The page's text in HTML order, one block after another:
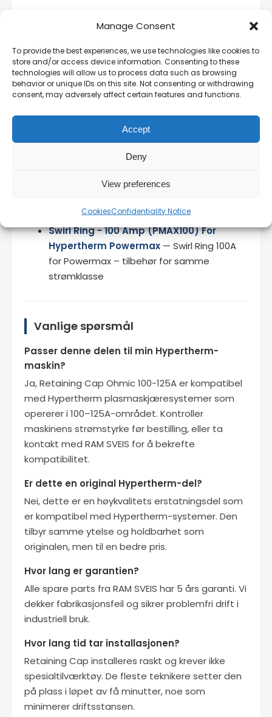
Manage Consent
To provide the best experiences, we use technologies like cookies to
store and/or access device information. Consenting to these
technologies will allow us to process data such as browsing
behavior or unique IDs on this site. Not consenting or withdrawing
consent, may adversely affect certain features and functions.
Accept
Deny
View preferences
CookiesConfidentiality Notice
Relaterte produkter
Compatible Hypertherm
105A for Hypertherm – alternativ for lavere
Compatible Hypertherm— Retaining Cap
mindre anlegg
Swirl Ring - 100 Amp (PMAX100) For
Hypertherm Powermax — Swirl Ring 100A
for Powermax – tilbehør for samme
strømklasse
Vanlige spørsmål
Passer denne delen til min Hypertherm-
maskin?
Ja, Retaining Cap Ohmic 100-125A er kompatibel
med Hypertherm plasmaskjæresystemer som
opererer i 100–125A-området. Kontroller
maskinens strømstyrke før bestilling, eller ta
kontakt med RAM SVEIS for å bekrefte
kompatibilitet.
Er dette en original Hypertherm-del?
Nei, dette er en høykvalitets erstatningsdel som
er kompatibel med Hypertherm-systemer. Den
tilbyr samme ytelse og holdbarhet som
originalen, men til en bedre pris.
Hvor lang er garantien?
Alle spare parts fra RAM SVEIS har 5 års garanti. Vi
dekker fabrikasjonsfeil og sikrer problemfri drift i
industriell bruk.
Hvor lang tid tar installasjonen?
Retaining Cap installeres raskt og krever ikke
spesialtilværktøy. De fleste teknikere setter den
på plass i løpet av få minutter, noe som
minimerer driftsstansen.